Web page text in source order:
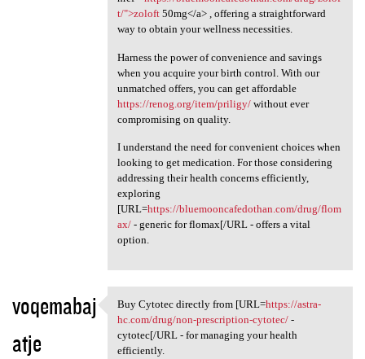
t/">zoloft50mg</a> , offering a straightforward
way to obtain your wellness necessities.
Harness the power of convenience and savings
when you acquire your birth control. With our
unmatched offers, you can get affordable
https://renog.org/item/priligy/without ever
compromising on quality.
I understand the need for convenient choices when
looking to get medication. For those considering
addressing their health concerns efficiently,
exploring
[URL=https://bluemooncafedothan.com/drug/flom
ax/- generic for flomax[/URL - offers a vital
option.
voqemabaj
atje
Buy Cytotec directly from
Buy Cytotec directly from [URL=https://astra-
hc.com/drug/non-prescription-cytotec/-
cytotec[/URL - for managing your health
efficiently.